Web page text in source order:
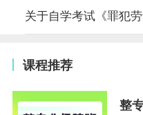
课程推荐
整